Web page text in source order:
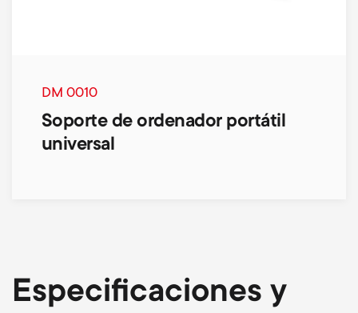
DM 0010
Soporte de ordenador portátil
universal
Especificaciones y